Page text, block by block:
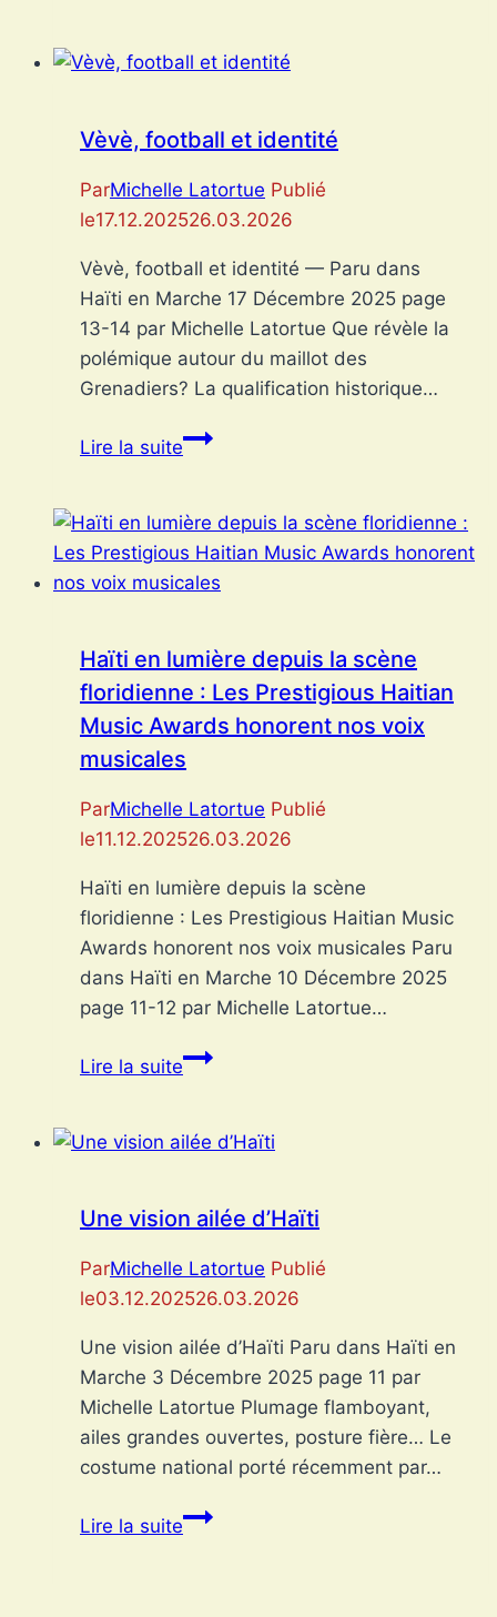
penser
présent
:
l’exposition
de
Lyon
et
la
nouvelle
cartographie
la
haïtienne
Vèvè, football et identité
ParMichelle Latortue Publié
le17.12.202526.03.2026
Vèvè, football et identité — Paru dans
Haïti en Marche 17 Décembre 2025 page
13-14 par Michelle Latortue Que révèle la
polémique autour du maillot des
Grenadiers? La qualification historique…
Lire la suiteVèvè,
identité
Haïti en lumière depuis la scène
floridienne : Les Prestigious Haitian
Music Awards honorent nos voix
musicales
ParMichelle Latortue Publié
le11.12.202526.03.2026
Haïti en lumière depuis la scène
floridienne : Les Prestigious Haitian Music
Awards honorent nos voix musicales Paru
dans Haïti en Marche 10 Décembre 2025
page 11-12 par Michelle Latortue…
Lire la suiteHaïti
depuis
scène
floridienne
Les
Haitian
Music
Awards
honorent
nos
musicales
Une vision ailée d’Haïti
ParMichelle Latortue Publié
le03.12.202526.03.2026
Une vision ailée d’Haïti Paru dans Haïti en
Marche 3 Décembre 2025 page 11 par
Michelle Latortue Plumage flamboyant,
ailes grandes ouvertes, posture fière… Le
costume national porté récemment par…
Lire la suiteUne